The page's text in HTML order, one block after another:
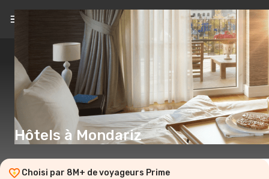
FR(€)
Hôtels à Mondariz
Choisi par 8M+ de voyageurs Prime